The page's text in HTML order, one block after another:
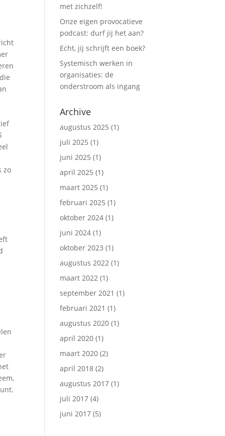
zo
met zichzelf!
Onze eigen provocatieve
podcast: durf jij het aan?
Echt, jij schrijft een boek?
Systemisch werken in
organisaties: de
onderstroom als ingang
Archive
augustus 2025 (1)
juli 2025 (1)
juni 2025 (1)
april 2025 (1)
maart 2025 (1)
februari 2025 (1)
oktober 2024 (1)
juni 2024 (1)
oktober 2023 (1)
augustus 2022 (1)
maart 2022 (1)
september 2021 (1)
februari 2021 (1)
augustus 2020 (1)
april 2020 (1)
maart 2020 (2)
april 2018 (2)
augustus 2017 (1)
juli 2017 (4)
juni 2017 (5)